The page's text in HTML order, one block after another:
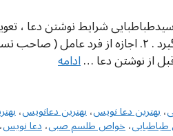
ادامه
،بهترین دعا نویس،بهترین دعانویس،
،خواص طلسم صبی،دعا نویس،